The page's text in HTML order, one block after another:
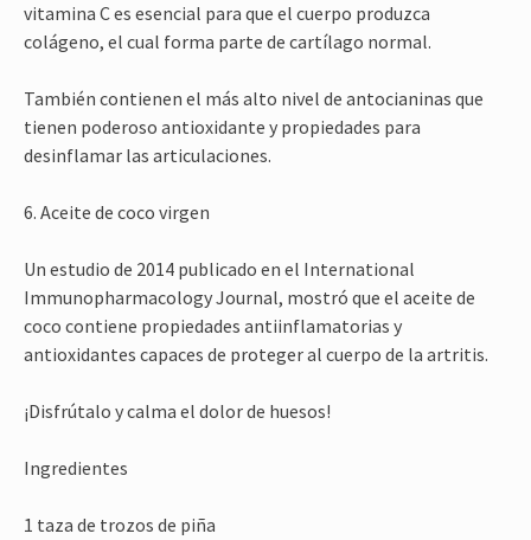
vitamina C es esencial para que el cuerpo produzca
colágeno, el cual forma parte de cartílago normal.
También contienen el más alto nivel de antocianinas que
tienen poderoso antioxidante y propiedades para
desinflamar las articulaciones.
6. Aceite de coco virgen
Un estudio de 2014 publicado en el International
Immunopharmacology Journal, mostró que el aceite de
coco contiene propiedades antiinflamatorias y
antioxidantes capaces de proteger al cuerpo de la artritis.
¡Disfrútalo y calma el dolor de huesos!
Ingredientes
1 taza de trozos de piña